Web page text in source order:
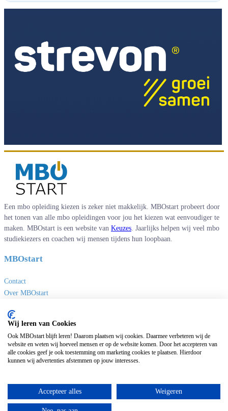
Een mbo opleiding kiezen is zeker niet makkelijk. MBOstart probeert door
het tonen van alle mbo opleidingen voor jou het kiezen wat eenvoudiger te
maken. MBOstart is een website van Keuzes . Jaarlijks helpen wij veel mbo
studiekiezers en coachen wij mensen tijdens hun loopbaan.
MBOstart
Contact
Over MBOstart
Disclaimer en privacy
MBO links
Sites van Keuzes
Universitaire opleidingen
Deeltijdopleidingen
Wij leren van Cookies
Ook MBOstart blijft leren! Daarom plaatsen wij cookies. Daarmee verbeteren wij de
website en weten wij hoeveel mensen er op de website komen. Door het accepteren van
alle cookies geef je ook toestemming om marketing cookies te plaatsen. Hierdoor
kunnen wij advertenties afstemmen op jouw interesses.
Accepteer alles Weigeren